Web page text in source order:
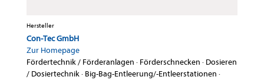
Hersteller
Con-Tec GmbH
Zur Homepage
Fördertechnik / Förderanlagen · Förderschnecken · Dosieren
/ Dosiertechnik· Big-Bag-Entleerung/-Entleerstationen ·